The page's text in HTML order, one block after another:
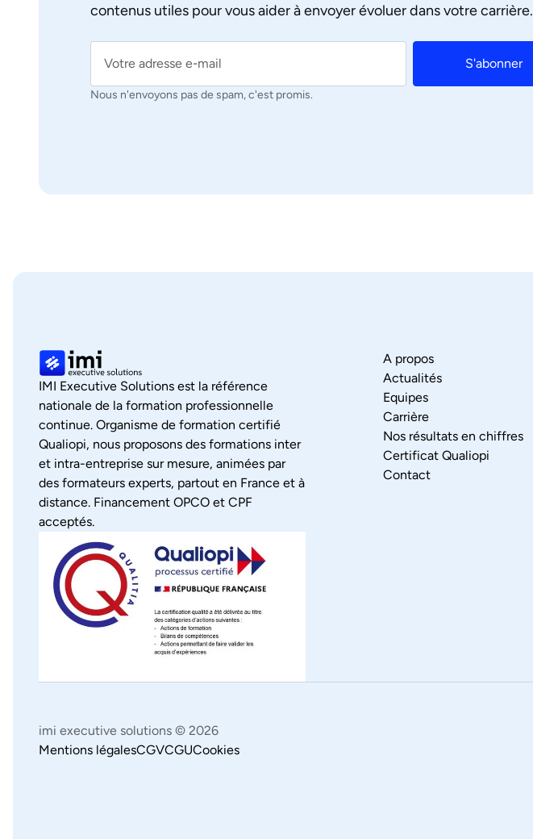
contenus utiles pour vous aider à envoyer évoluer dans votre carrière.
S'abonner
Nous n'envoyons pas de spam, c'est promis.
IMI Executive Solutions est la référence
nationale de la formation professionnelle
continue. Organisme de formation certifié
Qualiopi, nous proposons des formations inter
et intra-entreprise sur mesure, animées par
des formateurs experts, partout en France et à
distance. Financement OPCO et CPF
acceptés.
A propos
Actualités
Equipes
Carrière
Nos résultats en chiffres
Certificat Qualiopi
Contact
imi executive solutions © 2026
Mentions légalesCGVCGUCookies